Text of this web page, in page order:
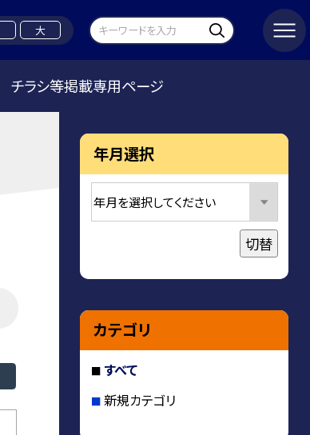
大
チラシ等掲載専用ページ
年月選択
切替
カテゴリ
すべて
新規カテゴリ